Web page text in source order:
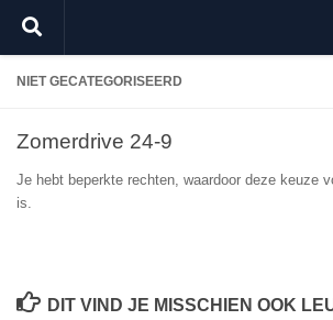
Doorgaan naar inhoud
NIET GECATEGORISEERD
Zomerdrive 24-9
Je hebt beperkte rechten, waardoor deze keuze
is.
DIT VIND JE MISSCHIEN OOK